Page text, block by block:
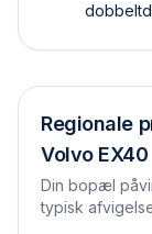
Regionale
Volvo EX40
Din bopæl
typisk